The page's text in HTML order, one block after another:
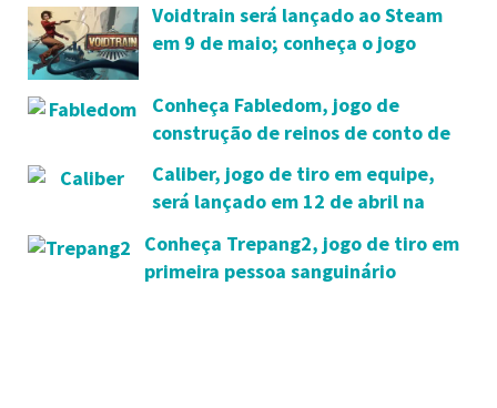
Voidtrain será lançado ao Steam
em 9 de maio; conheça o jogo
Conheça Fabledom, jogo de
construção de reinos de conto de
Caliber, jogo de tiro em equipe,
será lançado em 12 de abril na
Conheça Trepang2, jogo de tiro em
primeira pessoa sanguinário